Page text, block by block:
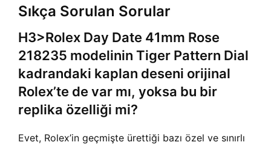
Sıkça Sorulan Sorular
H3>Rolex Day Date 41mm Rose
218235 modelinin Tiger Pattern Dial
kadrandaki kaplan deseni orijinal
Rolex’te de var mı, yoksa bu bir
replika özelliği mi?
Evet, Rolex’in geçmişte ürettiği bazı özel ve sınırlı